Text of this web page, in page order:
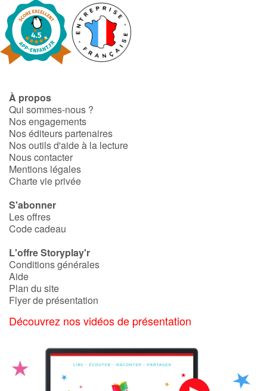
À propos
Qui sommes-nous ?
Nos engagements
Nos éditeurs partenaires
Nos outils d'aide à la lecture
Nous contacter
Mentions légales
Charte vie privée
S'abonner
Les offres
Code cadeau
L'offre Storyplay'r
Conditions générales
Aide
Plan du site
Flyer de présentation
Découvrez nos vidéos de présentation